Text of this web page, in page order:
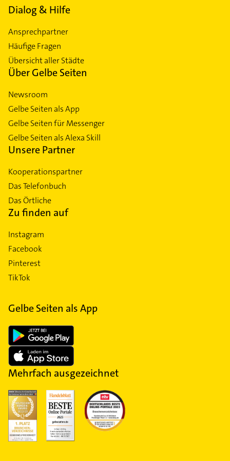
Dialog & Hilfe
Ansprechpartner
Häufige Fragen
Übersicht aller Städte
Über Gelbe Seiten
Newsroom
Gelbe Seiten als App
Gelbe Seiten für Messenger
Gelbe Seiten als Alexa Skill
Unsere Partner
Kooperationspartner
Das Telefonbuch
Das Örtliche
Zu finden auf
Instagram
Facebook
Pinterest
TikTok
Gelbe Seiten als App
Mehrfach ausgezeichnet